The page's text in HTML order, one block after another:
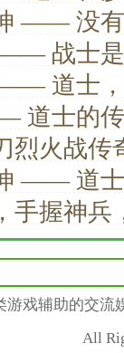
—— 没
—— 战士
—— 道士
道士的
烈火战传
—— 道
手握神兵
游戏辅助的交
All